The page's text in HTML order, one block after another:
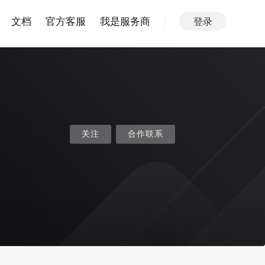
文档 官方客服 我是服务商 登录
关注 合作联系